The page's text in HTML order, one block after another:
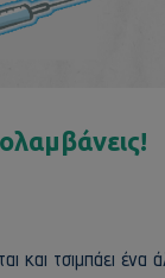
και τσιμπάει